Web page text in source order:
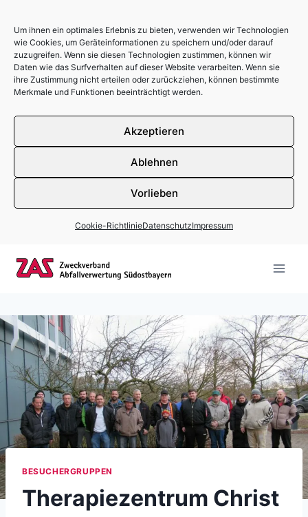
Um ihnen ein optimales Erlebnis zu bieten, verwenden wir Technologien
wie Cookies, um Geräteinformationen zu speichern und/oder darauf
zuzugreifen. Wenn sie diesen Technologien zustimmen, können wir
Daten wie das Surfverhalten auf dieser Website verarbeiten. Wenn sie
ihre Zustimmung nicht erteilen oder zurückziehen, können bestimmte
Merkmale und Funktionen beeinträchtigt werden.
Akzeptieren
Ablehnen
Vorlieben
Cookie-RichtlinieDatenschutzImpressum
BESUCHERGRUPPEN
Therapiezentrum Christ